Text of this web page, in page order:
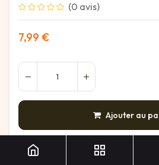
(0 avis)
7,99 €
Ajouter au
AJOUTER À LA LISTE DE SOUHAITS